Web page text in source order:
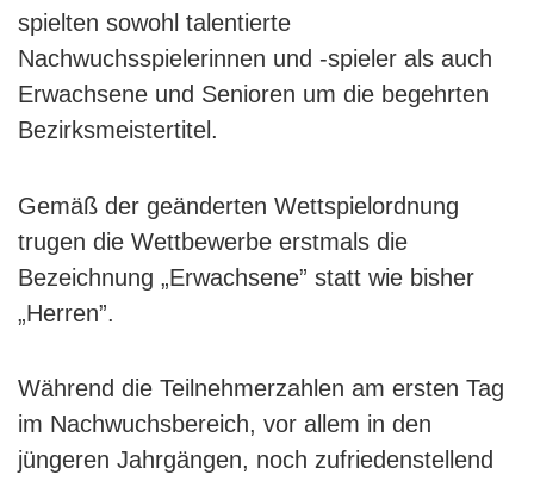
spielten sowohl talentierte
Nachwuchsspielerinnen und -spieler als auch
Erwachsene und Senioren um die begehrten
Bezirksmeistertitel.
Gemäß der geänderten Wettspielordnung
trugen die Wettbewerbe erstmals die
Bezeichnung „Erwachsene” statt wie bisher
„Herren”.
Während die Teilnehmerzahlen am ersten Tag
im Nachwuchsbereich, vor allem in den
jüngeren Jahrgängen, noch zufriedenstellend